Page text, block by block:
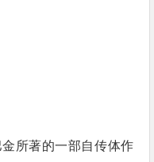
所著的一部自传体作